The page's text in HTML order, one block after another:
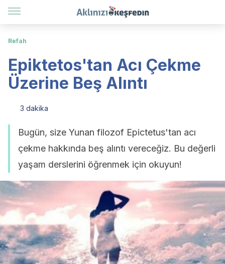
Refah
Epiktetos'tan Acı Çekme
Üzerine Beş Alıntı
3 dakika
Bugün, size Yunan filozof Epictetus'tan acı
çekme hakkında beş alıntı vereceğiz. Bu değerli
yaşam derslerini öğrenmek için okuyun!